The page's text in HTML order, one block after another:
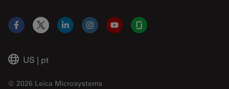
US | pt
© 2026 Leica Microsystems
Facebook
X LinkedInInstagramYouTubeGlassdoor